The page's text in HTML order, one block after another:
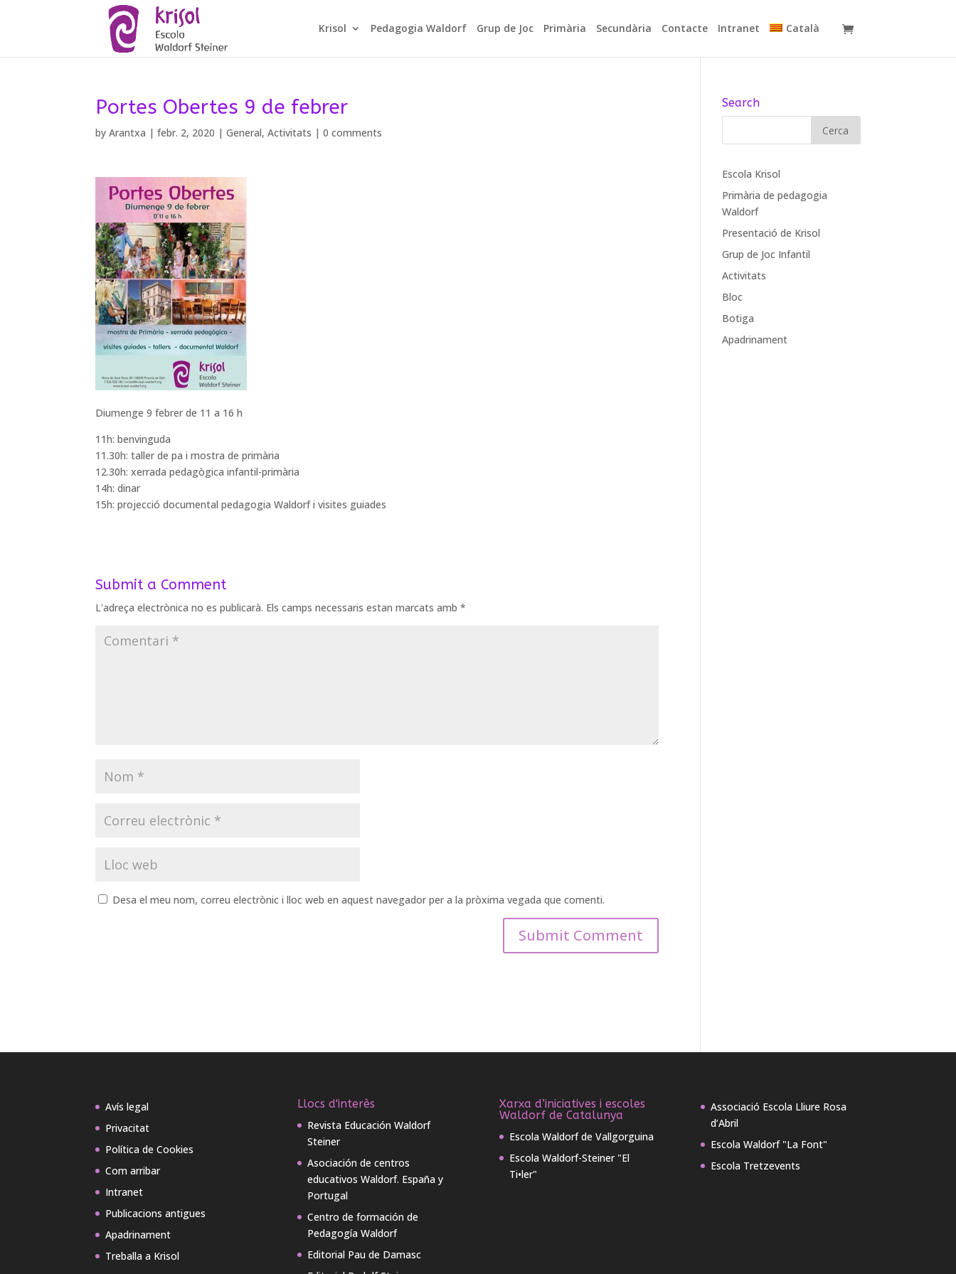
Krisol Pedagogia Waldorf Grup de Joc Primària Secundària Contacte Intranet Català
Portes Obertes 9 de febrer
byArantxa |febr. 2, 2020 |General,Activitats |0 comments
Diumenge 9 febrer de 11 a 16 h
11h: benvinguda
11.30h: taller de pa i mostra de primària
12.30h: xerrada pedagògica infantil-primària
14h: dinar
15h: projecció documental pedagogia Waldorf i visites guiades
Submit a Comment
L'adreça electrònica no es publicarà. Els camps necessaris estan marcats amb*
Desa el meu nom, correu electrònic i lloc web en aquest navegador per a la pròxima vegada que comenti.
Search
Escola Krisol
Primària de pedagogia
Waldorf
Presentació de Krisol
Grup de Joc Infantil
Activitats
Bloc
Botiga
Apadrinament
Avís legal
Privacitat
Política de Cookies
Com arribar
Intranet
Publicacions antigues
Apadrinament
Treballa a Krisol
Llocs d'interès
Revista Educación Waldorf
Steiner
Asociación de centros
educativos Waldorf. España y
Portugal
Centro de formación de
Pedagogía Waldorf
Editorial Pau de Damasc
Xarxa d’iniciatives i escoles
Waldorf de Catalunya
Escola Waldorf de Vallgorguina
Escola Waldorf-Steiner "El
Ti•ler"
Associació Escola Lliure Rosa
d’Abril
Escola Waldorf "La Font"
Escola Tretzevents